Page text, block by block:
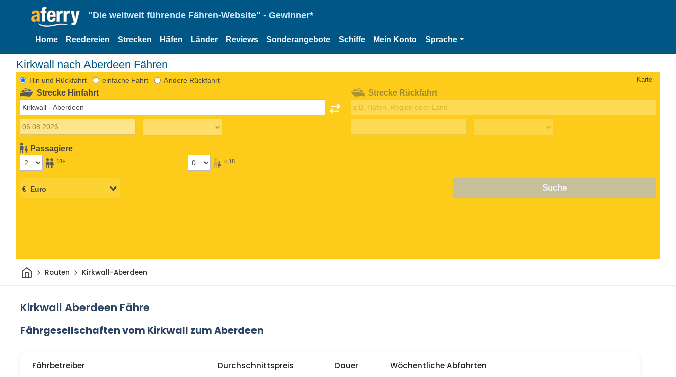
"Die weltweit führende Fähren-Website" - Gewinner*
Home Reedereien Strecken Häfen Länder Reviews Sonderangebote Schiffe Mein Konto Sprache
Kirkwall nach Aberdeen Fähren
Hin und Rückfahrt einfache Fahrt Andere Rückfahrt Karte
Strecke Hinfahrt
Passagiere
18+ < 18
Strecke Rückfahrt
Suche
HeimRouten Kirkwall-Aberdeen
Kirkwall Aberdeen Fähre
Fährgesellschaften vom Kirkwall zum Aberdeen
Fährbetreiber Durchschnittspreis Dauer Wöchentliche Abfahrten